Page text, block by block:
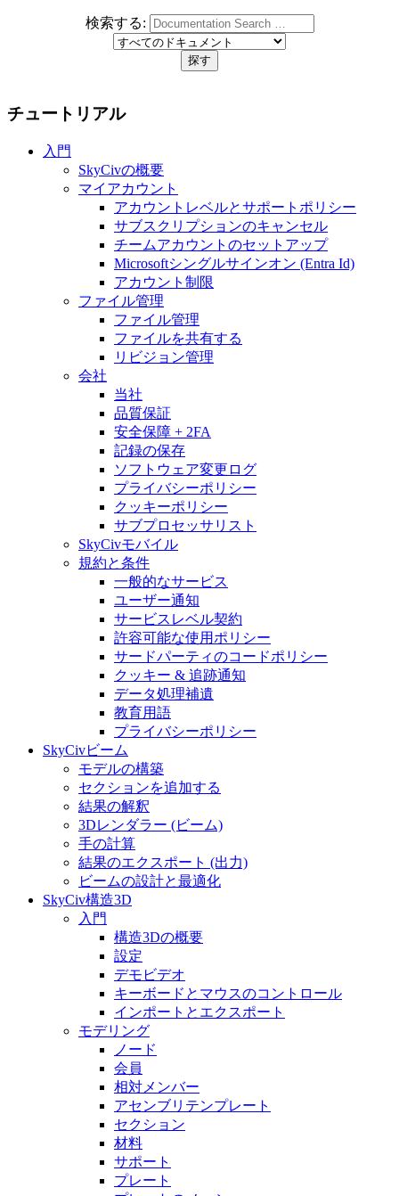
検索する:
チュートリアル
入門
SkyCivの概要
マイアカウント
アカウントレベルとサポートポリシー
サブスクリプションのキャンセル
チームアカウントのセットアップ
Microsoftシングルサインオン (Entra Id)
アカウント制限
ファイル管理
ファイル管理
ファイルを共有する
リビジョン管理
会社
当社
品質保証
安全保障 + 2FA
記録の保存
ソフトウェア変更ログ
プライバシーポリシー
クッキーポリシー
サブプロセッサリスト
SkyCivモバイル
規約と条件
一般的なサービス
ユーザー通知
サービスレベル契約
許容可能な使用ポリシー
サードパーティのコードポリシー
クッキー & 追跡通知
データ処理補遺
教育用語
プライバシーポリシー
SkyCivビーム
モデルの構築
セクションを追加する
結果の解釈
3Dレンダラー (ビーム)
手の計算
結果のエクスポート (出力)
ビームの設計と最適化
SkyCiv構造3D
入門
構造3Dの概要
設定
デモビデオ
キーボードとマウスのコントロール
インポートとエクスポート
モデリング
ノード
会員
相対メンバー
アセンブリテンプレート
セクション
材料
サポート
プレート